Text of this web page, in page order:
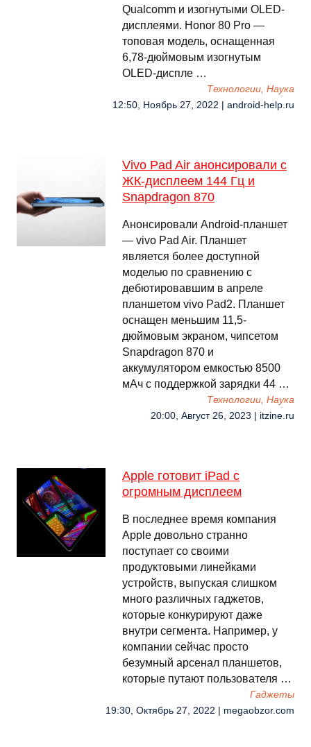
Qualcomm и изогнутыми OLED-
дисплеями. Honor 80 Pro —
топовая модель, оснащенная
6,78-дюймовым изогнутым
OLED-диспле …
Технологии, Наука
12:50, Ноябрь 27, 2022 | android-help.ru
Vivo Pad Air анонсировали с
ЖК-дисплеем 144 Гц и
Snapdragon 870
Анонсировали Android-планшет
— vivo Pad Air. Планшет
является более доступной
моделью по сравнению с
дебютировавшим в апреле
планшетом vivo Pad2. Планшет
оснащен меньшим 11,5-
дюймовым экраном, чипсетом
Snapdragon 870 и
аккумулятором емкостью 8500
мАч с поддержкой зарядки 44 …
Технологии, Наука
20:00, Август 26, 2023 | itzine.ru
Apple готовит iPad с
огромным дисплеем
В последнее время компания
Apple довольно странно
поступает со своими
продуктовыми линейками
устройств, выпуская слишком
много различных гаджетов,
которые конкурируют даже
внутри сегмента. Например, у
компании сейчас просто
безумный арсенал планшетов,
которые путают пользователя …
Гаджеты
19:30, Октябрь 27, 2022 | megaobzor.com